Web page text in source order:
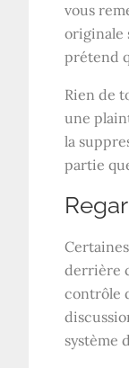
vous
originale
prétend
Rien de
une
la
partie
derrière
contrôle
système